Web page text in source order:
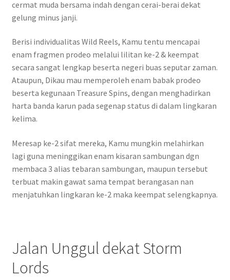
cermat muda bersama indah dengan cerai-berai dekat
gelung minus janji.
Berisi individualitas Wild Reels, Kamu tentu mencapai
enam fragmen prodeo melalui lilitan ke-2 & keempat
secara sangat lengkap beserta negeri buas seputar zaman.
Ataupun, Dikau mau memperoleh enam babak prodeo
beserta kegunaan Treasure Spins, dengan menghadirkan
harta banda karun pada segenap status di dalam lingkaran
kelima.
Meresap ke-2 sifat mereka, Kamu mungkin melahirkan
lagi guna meninggikan enam kisaran sambungan dgn
membaca 3 alias tebaran sambungan, maupun tersebut
terbuat makin gawat sama tempat berangasan nan
menjatuhkan lingkaran ke-2 maka keempat selengkapnya.
Jalan Unggul dekat Storm
Lords